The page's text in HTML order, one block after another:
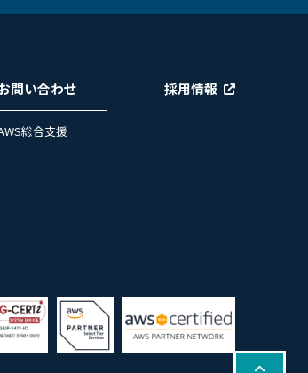
問い合わせ
総合支援
採用情報